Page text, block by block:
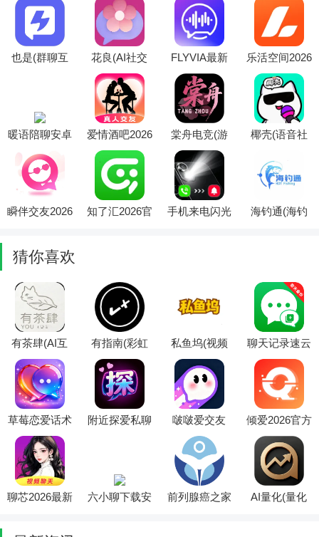
台)
也是(群聊互
花良(AI社交
APP)
FLYVIA最新
手机版
乐活空间2026
最新版本
暖语陪聊安卓
版app下载
爱情酒吧2026
最新版本
棠舟电竞(游
戏陪玩平台)
椰壳(语音社
瞬伴交友2026
知了汇2026官
手机来电闪光
海钓通(海钓
猜你喜欢
有茶肆(AI互
动剧情平台)
有指南(彩虹
交友软件)
私鱼坞(视频
创作社交软
件)
聊天记录速云
备份2026官方
最新版本
草莓恋爱话术
宝典2026最新
版本
附近探爱私聊
啵啵爱交友
2026官方最新
版本
倾爱2026官方
最新版本
聊芯2026最新
六小聊下载安
前列腺癌之家
AI量化(量化